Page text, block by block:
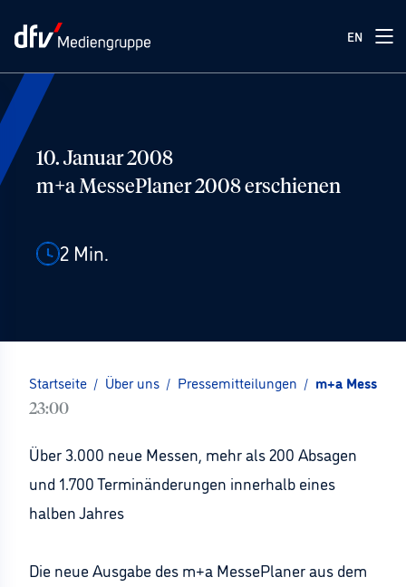
EN
10. Januar 2008
m+a MessePlaner 2008 erschienen
2 Min.
Startseite / Über uns / Pressemitteilungen / m+a
23:00
Über 3.000 neue Messen, mehr als 200 Absagen
und 1.700 Terminänderungen innerhalb eines
halben Jahres
Die neue Ausgabe des m+a MessePlaner aus dem